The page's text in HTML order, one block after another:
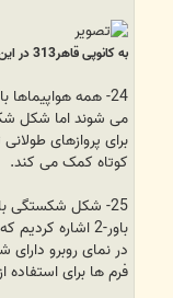
به کانوپی قاهر313 در این تصویر توجه نمایید
24- همه هواپیماها
برای پروازهای
کوتاه کمک می کند.
25- شکل شکستگی
باور-2 اشاره
فرم ها برای